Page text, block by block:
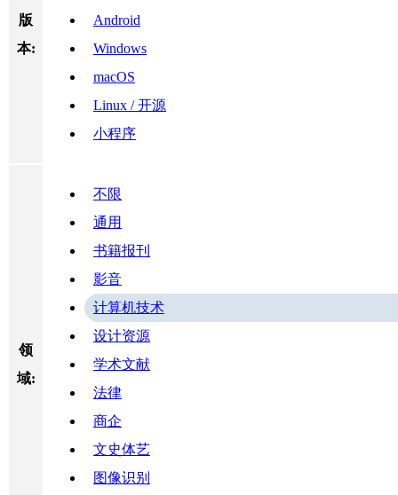
版
本:
Android
Windows
macOS
Linux / 开源
小程序
领
域:
不限
通用
书籍报刊
影音
计算机技术
设计资源
学术文献
法律
商企
文史体艺
图像识别